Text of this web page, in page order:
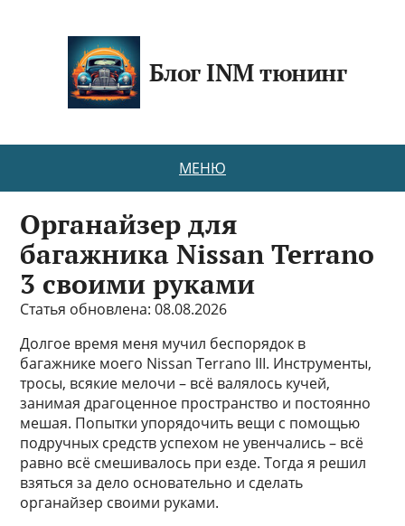
Блог INM тюнинг
МЕНЮ
Органайзер для
багажника Nissan Terrano
3 своими руками
Статья обновлена: 08.08.2026
Долгое время меня мучил беспорядок в
багажнике моего Nissan Terrano III. Инструменты,
тросы, всякие мелочи – всё валялось кучей,
занимая драгоценное пространство и постоянно
мешая. Попытки упорядочить вещи с помощью
подручных средств успехом не увенчались – всё
равно всё смешивалось при езде. Тогда я решил
взяться за дело основательно и сделать
органайзер своими руками.